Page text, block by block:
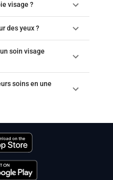
visage ?
des yeux ?
soin visage
soins en une